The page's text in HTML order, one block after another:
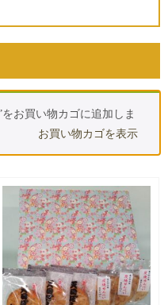
お買い物カゴに追加しま
お買い物カゴを表示